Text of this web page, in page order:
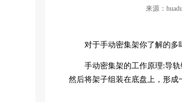
来源：
对于手动密集架你了解的多
手动密集架的工作原理:导轨
然后将架子组装在底盘上，形成